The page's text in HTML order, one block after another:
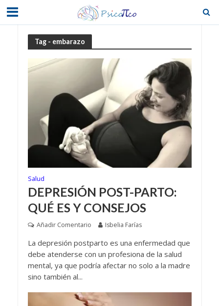
Tag - embarazo
Salud
DEPRESIÓN POST-PARTO:
QUÉ ES Y CONSEJOS
Añadir Comentario Isbelia Farías
La depresión postparto es una enfermedad que
debe atenderse con un profesiona de la salud
mental, ya que podría afectar no solo a la madre
sino también al...